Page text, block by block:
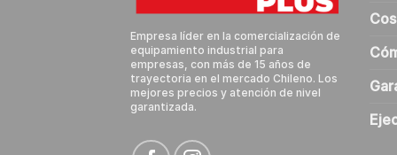
Empresa líder en la comercialización de
equipamiento industrial para
empresas, con más de 15 años de
trayectoria en el mercado Chileno. Los
mejores precios y atención de nivel
garantizada.